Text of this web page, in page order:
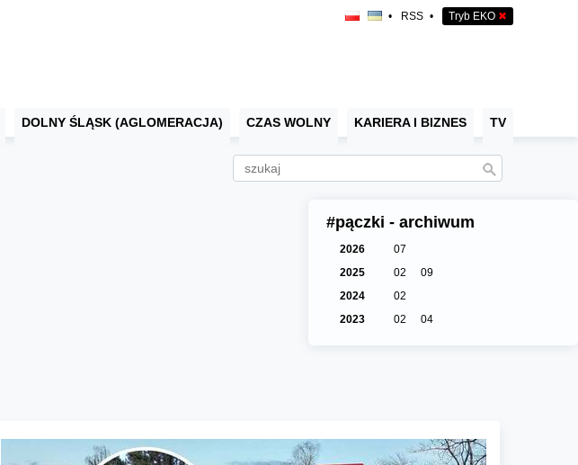
• RSS • Tryb EKO ✖
DOLNY ŚLĄSK (AGLOMERACJA) CZAS WOLNY KARIERA I BIZNES TV
#pączki - archiwum
2026
07
2025
02
09
2024
02
2023
02 04